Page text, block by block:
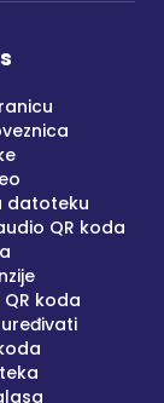
datoteku
QR koda
koda